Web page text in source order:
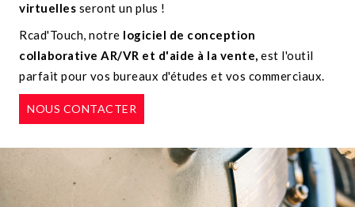
virtuelles seront un plus !
Rcad'Touch, notre logiciel de conception
collaborative AR/VR et d'aide à la vente, est l'outil
parfait pour vos bureaux d'études et vos commerciaux.
NOUS CONTACTER